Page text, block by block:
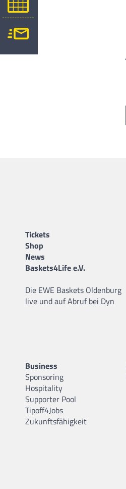
Tickets
Shop
News
Baskets4Life e.V.
Die EWE Baskets Oldenburg
live und auf Abruf bei Dyn
Business
Sponsoring
Hospitality
Supporter Pool
Tipoff4Jobs
Zukunftsfähigkeit